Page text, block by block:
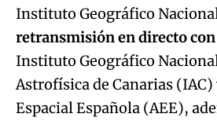
Instituto Geográfico
retransmisión en directo
Instituto Geográfico
Astrofísica de Canarias (IAC)
Espacial Española (AEE),